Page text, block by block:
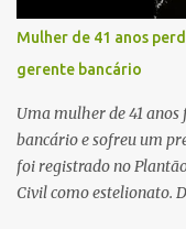
Mulher de 41 anos
gerente bancário
Uma mulher de 41
bancário e sofreu um
foi registrado no
Civil como estelionato.